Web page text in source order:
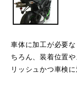
車体に加工が必要
ちろん、装着位置
リッシュかつ車検